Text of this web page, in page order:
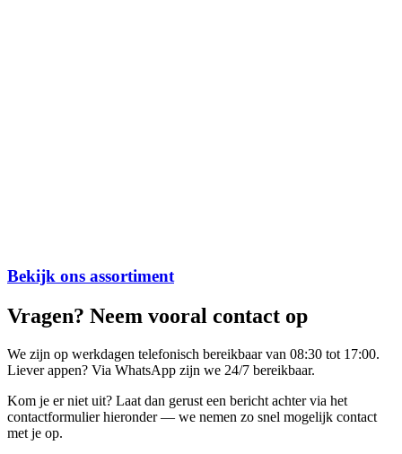
Bekijk ons assortiment
Vragen? Neem vooral contact op
We zijn op werkdagen telefonisch bereikbaar van 08:30 tot 17:00.
Liever appen? Via WhatsApp zijn we 24/7 bereikbaar.
Kom je er niet uit? Laat dan gerust een bericht achter via het
contactformulier hieronder — we nemen zo snel mogelijk contact
met je op.